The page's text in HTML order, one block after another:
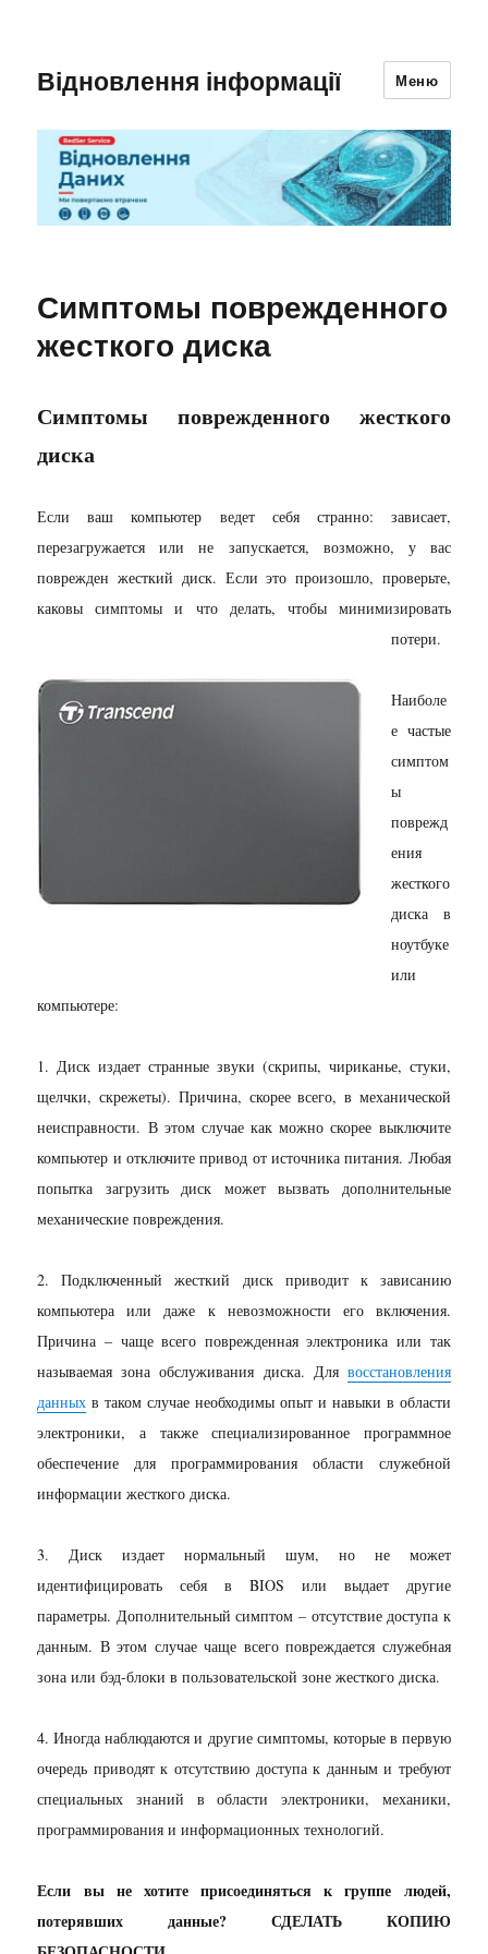
Відновлення інформації Меню
Симптомы поврежденного
жесткого диска
Симптомы поврежденного жесткого
диска
Если ваш компьютер ведет себя странно: зависает,
перезагружается или не запускается, возможно, у вас
поврежден жесткий диск. Если это произошло, проверьте,
каковы симптомы и что делать, чтобы минимизировать
потери.
Наиболе
е частые
симптом
ы
поврежд
ения
жесткого
диска в
ноутбуке
или
компьютере:
1. Диск издает странные звуки (скрипы, чириканье, стуки,
щелчки, скрежеты). Причина, скорее всего, в механической
неисправности. В этом случае как можно скорее выключите
компьютер и отключите привод от источника питания. Любая
попытка загрузить диск может вызвать дополнительные
механические повреждения.
2. Подключенный жесткий диск приводит к зависанию
компьютера или даже к невозможности его включения.
Причина – чаще всего поврежденная электроника или так
называемая зона обслуживания диска. Для восстановления
данных в таком случае необходимы опыт и навыки в области
электроники, а также специализированное программное
обеспечение для программирования области служебной
информации жесткого диска.
3. Диск издает нормальный шум, но не может
идентифицировать себя в BIOS или выдает другие
параметры. Дополнительный симптом – отсутствие доступа к
данным. В этом случае чаще всего повреждается служебная
зона или бэд-блоки в пользовательской зоне жесткого диска.
4. Иногда наблюдаются и другие симптомы, которые в первую
очередь приводят к отсутствию доступа к данным и требуют
специальных знаний в области электроники, механики,
программирования и информационных технологий.
Если вы не хотите присоединяться к группе людей,
потерявших данные? СДЕЛАТЬ КОПИЮ